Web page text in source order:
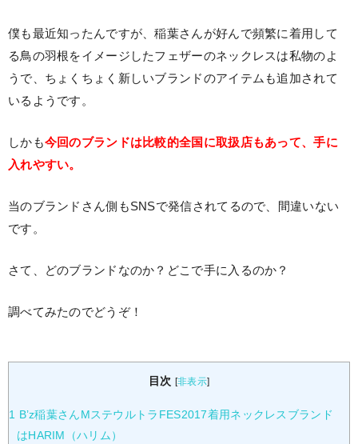
僕も最近知ったんですが、稲葉さんが好んで頻繁に着用して
る鳥の羽根をイメージしたフェザーのネックレスは私物のよ
うで、ちょくちょく新しいブランドのアイテムも追加されて
いるようです。
しかも今回のブランドは比較的全国に取扱店もあって、手に
入れやすい。
当のブランドさん側もSNSで発信されてるので、間違いない
です。
さて、どのブランドなのか？どこで手に入るのか？
調べてみたのでどうぞ！
目次 [非表示]
1
B’z稲葉さんMステウルトラFES2017着用ネックレスブランド
はHARIM（ハリム）